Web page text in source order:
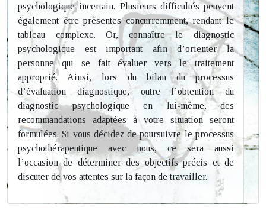
psychologique incertain. Plusieurs difficultés peuvent
également être présentes concurremment, rendant le
tableau complexe. Or, connaître le diagnostic
psychologique est important afin d’orienter la
personne qui se fait évaluer vers le traitement
approprié. Ainsi, lors du bilan du processus
d’évaluation diagnostique, outre l’obtention du
diagnostic psychologique en lui-même, des
recommandations adaptées à votre situation seront
formulées. Si vous décidez de poursuivre le processus
psychothérapeutique avec nous, ce sera aussi
l’occasion de déterminer des objectifs précis et de
discuter de vos attentes sur la façon de travailler.